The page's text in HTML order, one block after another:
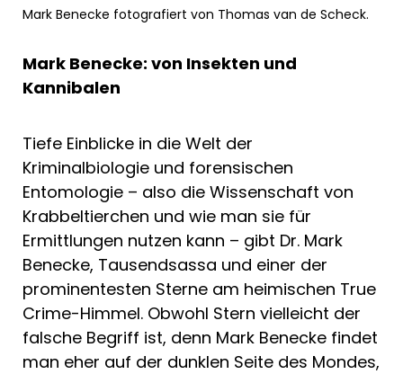
Mark Benecke fotografiert von Thomas van de Scheck.
Mark Benecke: von Insekten und
Kannibalen
Tiefe Einblicke in die Welt der
Kriminalbiologie und forensischen
Entomologie – also die Wissenschaft von
Krabbeltierchen und wie man sie für
Ermittlungen nutzen kann – gibt Dr. Mark
Benecke, Tausendsassa und einer der
prominentesten Sterne am heimischen True
Crime-Himmel. Obwohl Stern vielleicht der
falsche Begriff ist, denn Mark Benecke findet
man eher auf der dunklen Seite des Mondes,